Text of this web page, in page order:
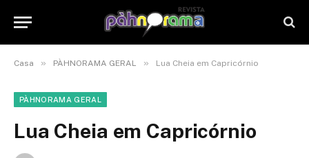
Casa » PÀHNORAMA GERAL » Lua Cheia em Capricórnio
PÀHNORAMA GERAL
Lua Cheia em Capricórnio